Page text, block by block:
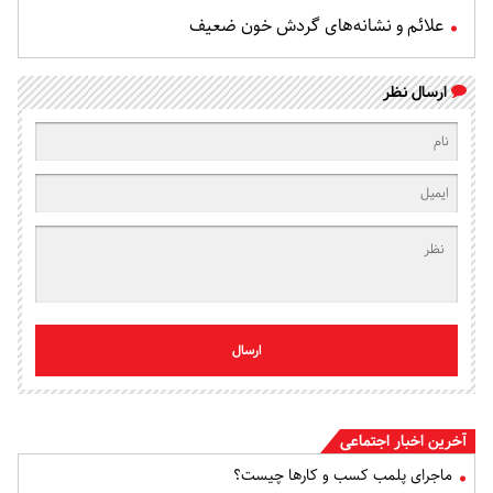
علائم و نشانه‌های گردش خون ضعیف
ارسال نظر
ارسال
آخرین اخبار اجتماعی
ماجرای پلمب کسب و کارها چیست؟